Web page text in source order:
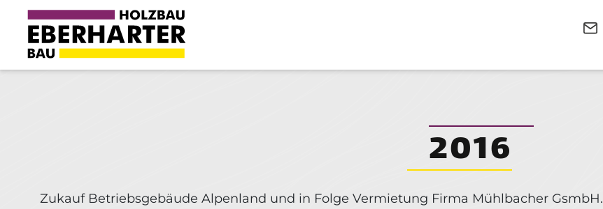
2016
Zukauf Betriebsgebäude Alpenland und in Folge Vermietung Firma Mühlbacher GsmbH.